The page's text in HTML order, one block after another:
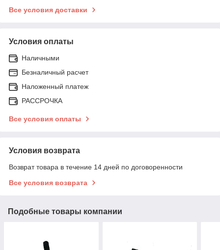
Все условия доставки
Условия оплаты
Наличными
Безналичный расчет
Наложенный платеж
РАССРОЧКА
Все условия оплаты
Условия возврата
Возврат товара в течение 14 дней по договоренности
Все условия возврата
Подобные товары компании